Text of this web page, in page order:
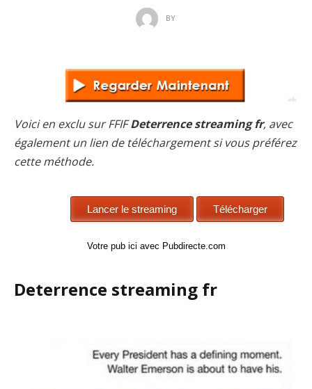
BY
Voici en exclu sur FFIFDeterrence streaming fr, avec
également un lien de téléchargement si vous préférez
cette méthode.
Votre pub ici avec Pubdirecte.com
Deterrence streaming fr